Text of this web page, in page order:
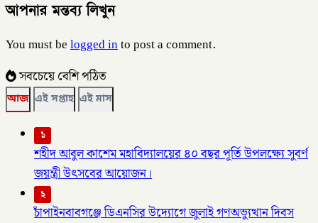
আপনার মন্তব্য লিখুন
You must belogged into post a comment.
সবচেয়ে বেশি পঠিত
আজ এই সপ্তাহ এই মাস
১
শহীদ আবুল কাশেম মহাবিদ্যালয়ের ৪০ বছর পূর্তি উপলক্ষ্যে সুবর্ণ
জয়ন্ত্রী উৎসবের আয়োজন।
২
চাঁপাইনবাবগঞ্জে ডিএনসির উদ্যোগে জুলাই গণঅভ্যুত্থান দিবস